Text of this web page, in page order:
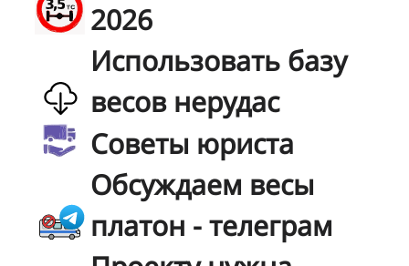
2026
Использовать базу
весов нерудас
Советы юриста
Обсуждаем весы
платон - телеграм